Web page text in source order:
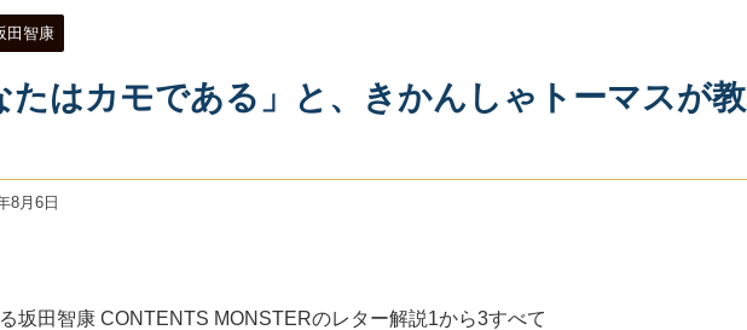
田智康
たはカモである」と、きかんしゃトーマスが教
8月6日
坂田智康 CONTENTS MONSTERのレター解説1から3すべて